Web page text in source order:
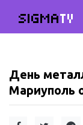
SIGMATV
День
Мариуполь